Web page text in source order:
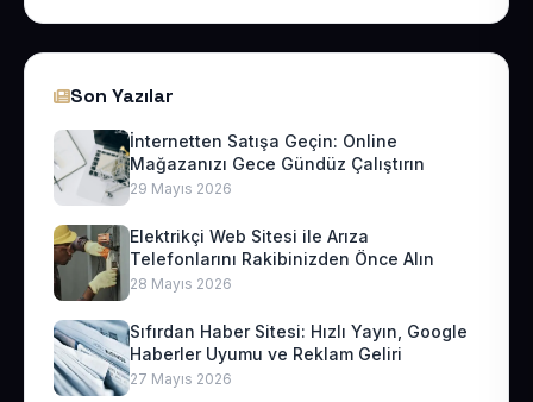
Son Yazılar
İnternetten Satışa Geçin: Online
Mağazanızı Gece Gündüz Çalıştırın
29 Mayıs 2026
Elektrikçi Web Sitesi ile Arıza
Telefonlarını Rakibinizden Önce Alın
28 Mayıs 2026
Sıfırdan Haber Sitesi: Hızlı Yayın, Google
Haberler Uyumu ve Reklam Geliri
27 Mayıs 2026